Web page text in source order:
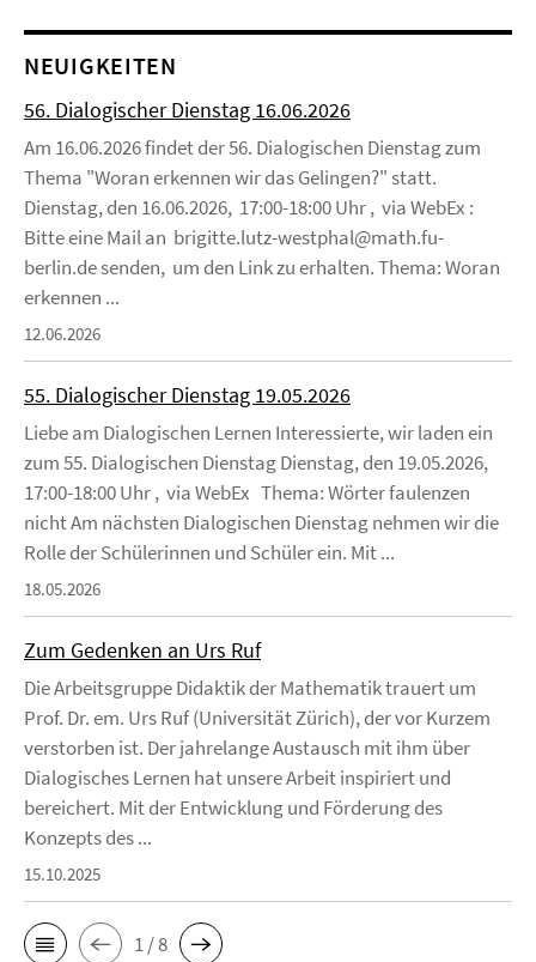
NEUIGKEITEN
56. Dialogischer Dienstag 16.06.2026
Am 16.06.2026 findet der 56. Dialogischen Dienstag zum
Thema "Woran erkennen wir das Gelingen?" statt.
Dienstag, den 16.06.2026, 17:00-18:00 Uhr , via WebEx :
Bitte eine Mail an brigitte.lutz-westphal@math.fu-
berlin.de senden, um den Link zu erhalten. Thema: Woran
erkennen ...
12.06.2026
55. Dialogischer Dienstag 19.05.2026
Liebe am Dialogischen Lernen Interessierte, wir laden ein
zum 55. Dialogischen Dienstag Dienstag, den 19.05.2026,
17:00-18:00 Uhr , via WebEx Thema: Wörter faulenzen
nicht Am nächsten Dialogischen Dienstag nehmen wir die
Rolle der Schülerinnen und Schüler ein. Mit ...
18.05.2026
Zum Gedenken an Urs Ruf
Die Arbeitsgruppe Didaktik der Mathematik trauert um
Prof. Dr. em. Urs Ruf (Universität Zürich), der vor Kurzem
verstorben ist. Der jahrelange Austausch mit ihm über
Dialogisches Lernen hat unsere Arbeit inspiriert und
bereichert. Mit der Entwicklung und Förderung des
Konzepts des ...
15.10.2025
1 / 8